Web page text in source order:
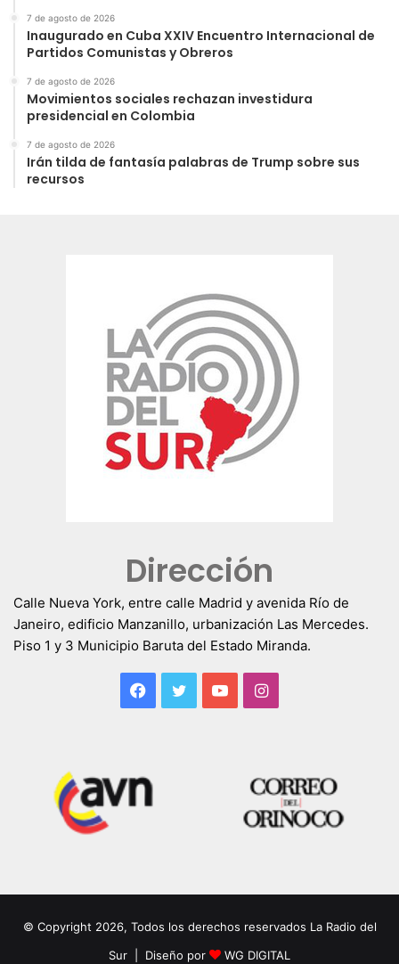
7 de agosto de 2026
Inaugurado en Cuba XXIV Encuentro Internacional de
Partidos Comunistas y Obreros
7 de agosto de 2026
Movimientos sociales rechazan investidura
presidencial en Colombia
7 de agosto de 2026
Irán tilda de fantasía palabras de Trump sobre sus
recursos
Dirección
Calle Nueva York, entre calle Madrid y avenida Río de
Janeiro, edificio Manzanillo, urbanización Las Mercedes.
Piso 1 y 3 Municipio Baruta del Estado Miranda.
Facebook
TwitterYouTubeInstagram
© Copyright 2026, Todos los derechos reservados La Radio del
Sur | Diseño por
WG DIGITAL